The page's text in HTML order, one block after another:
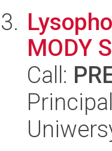
MODY
Call: